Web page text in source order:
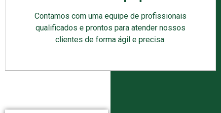
Contamos com uma equipe de profissionais
qualificados e prontos para atender nossos
clientes de forma ágil e precisa.